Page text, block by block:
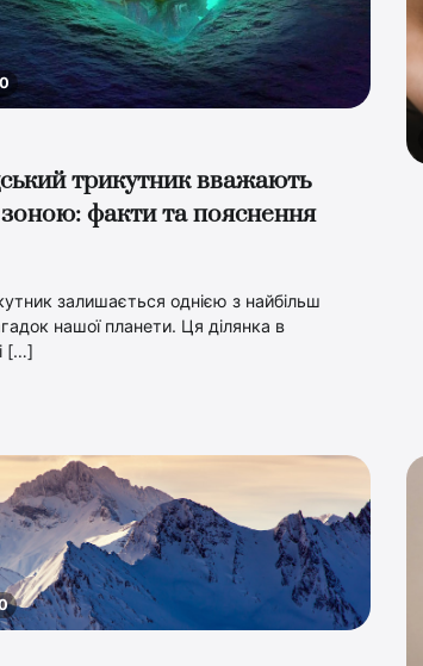
0
трикутник вважають
факти та пояснення
залишається однією з найбільш
нашої планети. Ця ділянка в
[…]